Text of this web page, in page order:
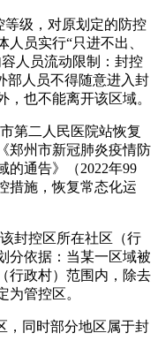
等级，对原划定的防控
员实行“只进不出、
人员流动限制：封控
部人员不得随意进入封
也不能离开该区域。
第二人民医院站恢复
郑州市新冠肺炎疫情防
的通告》（2022年99
措施，恢复常态化运
封控区所在社区（行
分依据：当某一区域被
行政村）范围内，除去
为管控区。
，同时部分地区属于封